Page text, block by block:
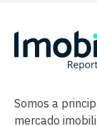
Somos a
mercado